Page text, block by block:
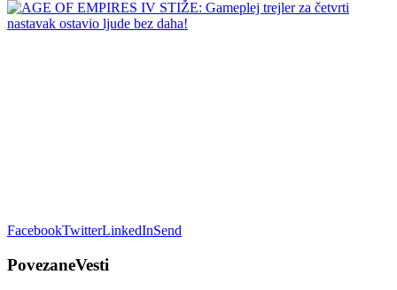
FacebookTwitterLinkedInSend
PovezaneVesti